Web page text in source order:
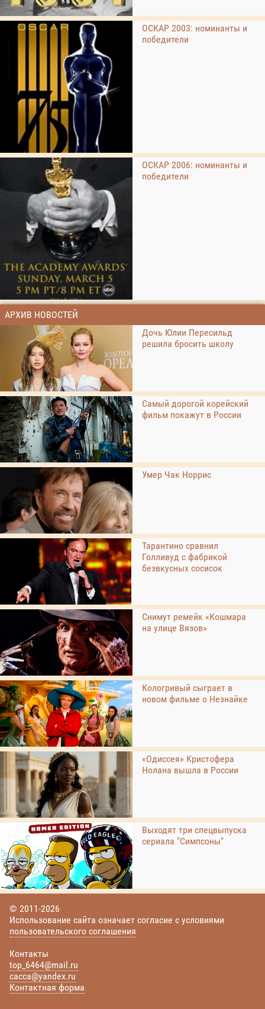
ОСКАР 2003: номинанты и
победители
ОСКАР 2006: номинанты и
победители
АРХИВ НОВОСТЕЙ
Дочь Юлии Пересильд
решила бросить школу
Самый дорогой корейский
фильм покажут в России
Умер Чак Норрис
Тарантино сравнил
Голливуд с фабрикой
безвкусных сосисок
Снимут ремейк «Кошмара
на улице Вязов»
Кологривый сыграет в
новом фильме о Незнайке
«Одиссея» Кристофера
Нолана вышла в России
Выходят три спецвыпуска
сериала "Симпсоны"
© 2011-2026
Использование сайта означает согласие с условиями
пользовательского соглашения
Контакты
top_6464@mail.ru
cacca@yandex.ru
Контактная форма